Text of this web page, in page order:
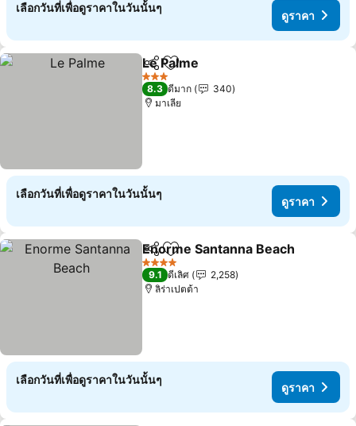
เลือกวันที่เพื่อดูราคาในวันนั้นๆ
ดูราคา
แชร์ เพิ่มในรายการโปรด
Le Palme
3 ดาว
8.3 ดีมาก
340
มาเลีย
เลือกวันที่เพื่อดูราคาในวันนั้นๆ
ดูราคา
แชร์ เพิ่มในรายการโปรด
Enorme Santanna Beach
4 ดาว
9.1 ดีเลิศ
2,258
ลิร่าเปตต้า
เลือกวันที่เพื่อดูราคาในวันนั้นๆ
ดูราคา